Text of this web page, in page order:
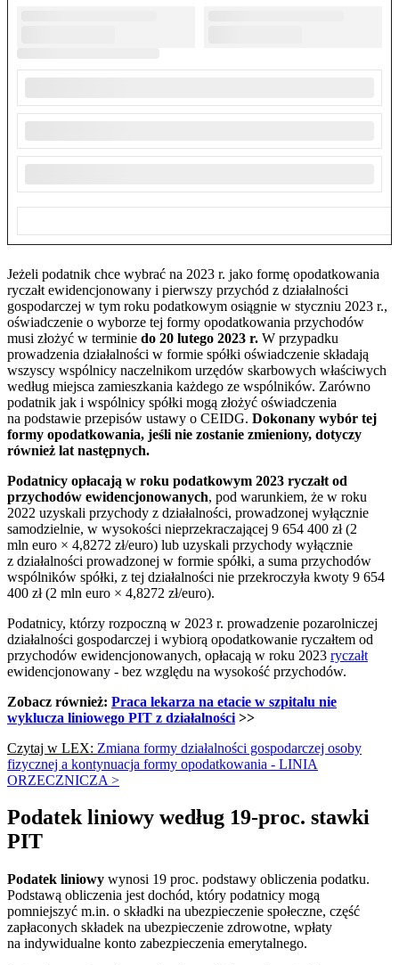
Jeżeli podatnik chce wybrać na 2023 r. jako formę opodatkowania
ryczałt ewidencjonowany i pierwszy przychód z działalności
gospodarczej w tym roku podatkowym osiągnie w styczniu 2023 r.,
oświadczenie o wyborze tej formy opodatkowania przychodów
musi złożyć w terminie do 20 lutego 2023 r. W przypadku
prowadzenia działalności w formie spółki oświadczenie składają
wszyscy wspólnicy naczelnikom urzędów skarbowych właściwych
według miejsca zamieszkania każdego ze wspólników. Zarówno
podatnik jak i wspólnicy spółki mogą złożyć oświadczenia
na podstawie przepisów ustawy o CEIDG. Dokonany wybór tej
formy opodatkowania, jeśli nie zostanie zmieniony, dotyczy
również lat następnych.
Podatnicy opłacają w roku podatkowym 2023 ryczałt od
przychodów ewidencjonowanych, pod warunkiem, że w roku
2022 uzyskali przychody z działalności, prowadzonej wyłącznie
samodzielnie, w wysokości nieprzekraczającej 9 654 400 zł (2
mln euro × 4,8272 zł/euro) lub uzyskali przychody wyłącznie
z działalności prowadzonej w formie spółki, a suma przychodów
wspólników spółki, z tej działalności nie przekroczyła kwoty 9 654
400 zł (2 mln euro × 4,8272 zł/euro).
Podatnicy, którzy rozpoczną w 2023 r. prowadzenie pozarolniczej
działalności gospodarczej i wybiorą opodatkowanie ryczałtem od
przychodów ewidencjonowanych, opłacają w roku 2023 ryczałt
ewidencjonowany - bez względu na wysokość przychodów.
Zobacz również: Praca lekarza na etacie w szpitalu nie
wyklucza liniowego PIT z działalności >>
Czytaj w LEX: Zmiana formy działalności gospodarczej osoby
fizycznej a kontynuacja formy opodatkowania - LINIA
ORZECZNICZA >
Podatek liniowy według 19-proc. stawki
PIT
Podatek liniowy wynosi 19 proc. podstawy obliczenia podatku.
Podstawą obliczenia jest dochód, który podatnicy mogą
pomniejszyć m.in. o składki na ubezpieczenie społeczne, część
zapłaconych składek na ubezpieczenie zdrowotne, wpłaty
na indywidualne konto zabezpieczenia emerytalnego.